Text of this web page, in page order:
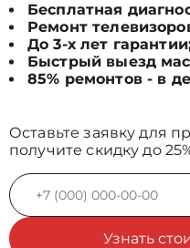
Бесплатная
Ремонт
До 3-х лет
Быстрый выезд
85% ремонтов - в
Оставьте заявку для
получите скидку до
Узнать